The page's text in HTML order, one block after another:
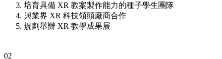
培育具備 XR 教案製作能力的種子學生團隊
與業界 XR 科技領頭廠商合作
規劃舉辦 XR 教學成果展
02